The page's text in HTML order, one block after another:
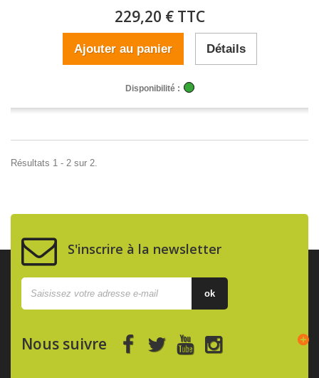
229,20 € TTC
Ajouter au panier Détails
Disponibilité :
Résultats 1 - 2 sur 2.
S'inscrire à la newsletter
ok
Nous suivre